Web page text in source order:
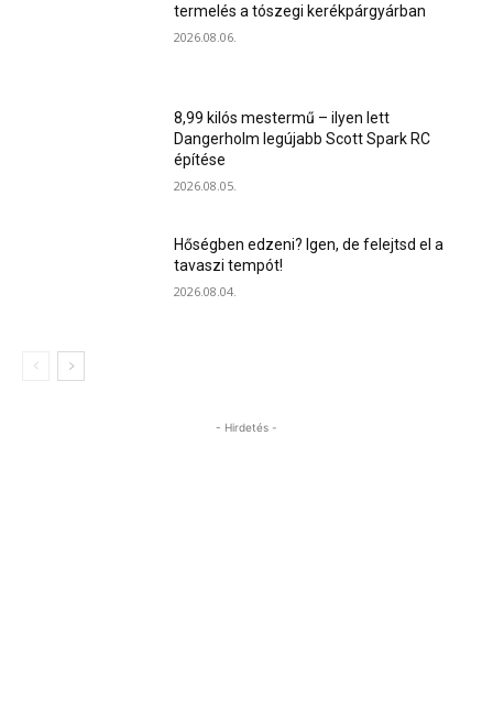
termelés a tószegi kerékpárgyárban
2026.08.06.
8,99 kilós mestermű – ilyen lett
Dangerholm legújabb Scott Spark RC
építése
2026.08.05.
Hőségben edzeni? Igen, de felejtsd el a
tavaszi tempót!
2026.08.04.
- Hirdetés -